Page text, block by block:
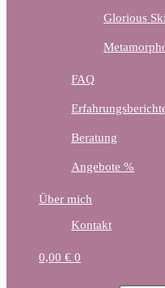
Glorious
FAQ
Beratung
Angebote %
Über mich
Kontakt
0,00 € 0